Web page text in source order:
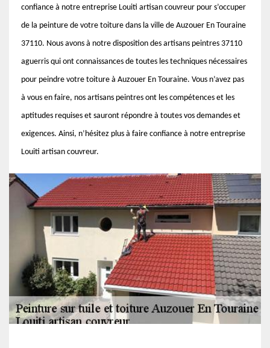
confiance à notre entreprise Louiti artisan couvreur pour s’occuper
de la peinture de votre toiture dans la ville de Auzouer En Touraine
37110. Nous avons à notre disposition des artisans peintres 37110
aguerris qui ont connaissances de toutes les techniques nécessaires
pour peindre votre toiture à Auzouer En Touraine. Vous n’avez pas
à vous en faire, nos artisans peintres ont les compétences et les
aptitudes requises et sauront répondre à toutes vos demandes et
exigences. Ainsi, n’hésitez plus à faire confiance à notre entreprise
Louiti artisan couvreur.